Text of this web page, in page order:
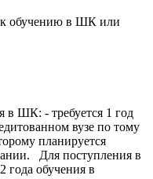
к обучению в ШК или
в ШК: - требуется 1 год
вузе по тому
планируется
Для поступления в
года обучения в